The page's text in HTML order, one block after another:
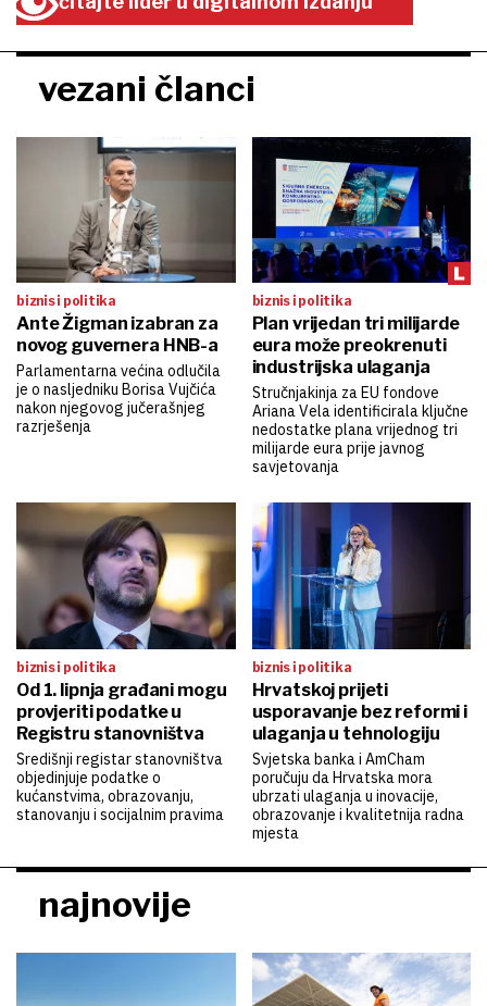
vezani članci
biznis i politika
Ante Žigman izabran za
novog guvernera HNB-a
Parlamentarna većina odlučila
je o nasljedniku Borisa Vujčića
nakon njegovog jučerašnjeg
razrješenja
biznis i politika
Plan vrijedan tri milijarde
eura može preokrenuti
industrijska ulaganja
Stručnjakinja za EU fondove
Ariana Vela identificirala ključne
nedostatke plana vrijednog tri
milijarde eura prije javnog
savjetovanja
biznis i politika
Od 1. lipnja građani mogu
provjeriti podatke u
Registru stanovništva
Središnji registar stanovništva
objedinjuje podatke o
kućanstvima, obrazovanju,
stanovanju i socijalnim pravima
biznis i politika
Hrvatskoj prijeti
usporavanje bez reformi i
ulaganja u tehnologiju
Svjetska banka i AmCham
poručuju da Hrvatska mora
ubrzati ulaganja u inovacije,
obrazovanje i kvalitetnija radna
mjesta
najnovije